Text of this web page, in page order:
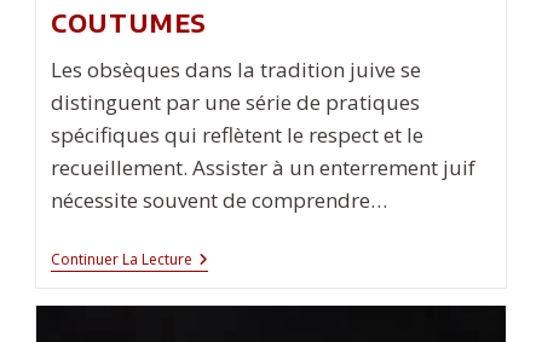
coutumes
Les obsèques dans la tradition juive se
distinguent par une série de pratiques
spécifiques qui reflètent le respect et le
recueillement. Assister à un enterrement juif
nécessite souvent de comprendre…
Continuer La Lecture Assister
À